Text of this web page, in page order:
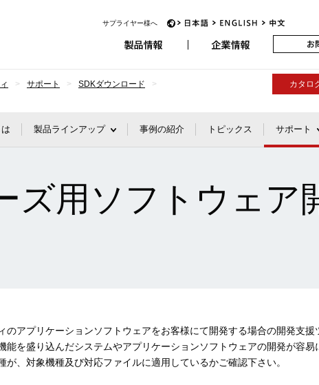
サプライヤー様へ JP EN
サポート
SDKダウンロード
カタロ
製品ラインアップ 事例の紹介 トピックス サポート
ズ用ソフトウェア
アプリケーションソフトウェアをお客様にて開発する場合の開発支援
を盛り込んだシステムやアプリケーションソフトウェアの開発が容易
、対象機種及び対応ファイルに適用しているかご確認下さい。